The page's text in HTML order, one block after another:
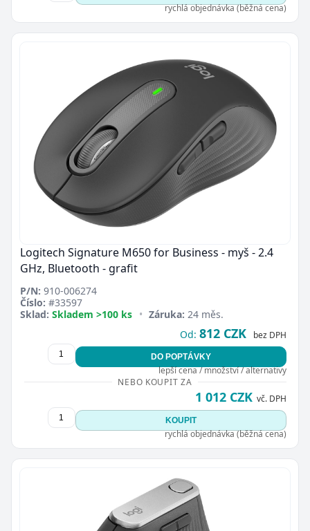
rychlá objednávka (běžná cena)
Logitech Signature M650 for Business - myš - 2.4
GHz, Bluetooth - grafit
P/N: 910-006274
Číslo: #33597
Sklad: Skladem >100 ks • Záruka: 24 měs.
Od: 812 CZK bez DPH
DO POPTÁVKY
lepší cena / množství / alternativy
NEBO KOUPIT ZA
1 012 CZK vč. DPH
KOUPIT
rychlá objednávka (běžná cena)